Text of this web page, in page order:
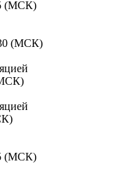
(МСК)
(МСК)
(МСК)